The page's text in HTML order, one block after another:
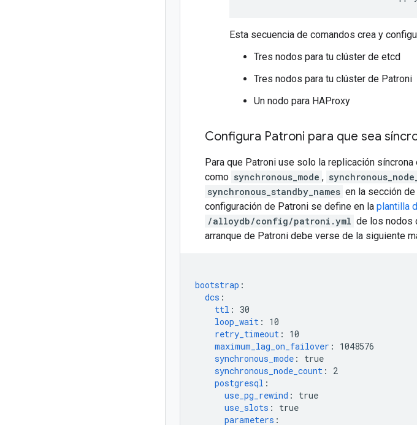
Esta secuencia de comandos crea y
Tres nodos para tu clúster de etcd
Tres nodos para tu clúster de Patroni
Un nodo para HAProxy
Configura Patroni para que sea
Para que Patroni use solo la replicación
como synchronous_mode ,
synchronous_standby_names en la sección
configuración de Patroni se define en la plantilla
/alloydb/config/patroni.yml de los nodos
arranque de Patroni debe verse de la siguiente
bootstrap :
dcs :
ttl :
30
loop_wait :
10
retry_timeout :
10
maximum_lag_on_failover :
1048576
synchronous_mode :
true
synchronous_node_count :
2
postgresql :
use_pg_rewind :
true
use_slots :
true
parameters :